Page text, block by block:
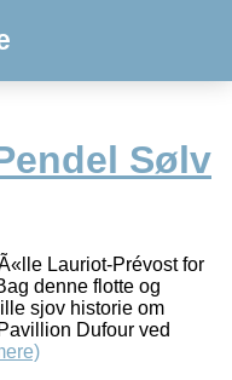
Sølv
Lauriot-Prévost for
denne flotte og
sjov historie om
Dufour ved